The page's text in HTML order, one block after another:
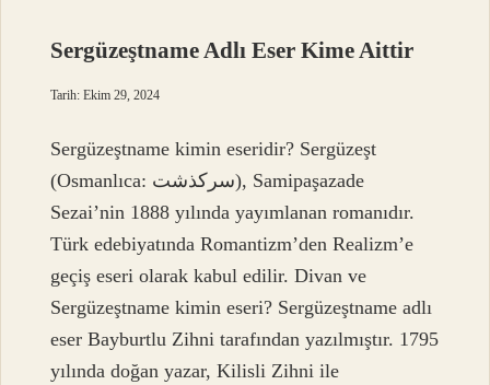
Sergüzeştname Adlı Eser Kime Aittir
Tarih: Ekim 29, 2024
Sergüzeştname kimin eseridir? Sergüzeşt
(Osmanlıca: سركذشت), Samipaşazade
Sezai’nin 1888 yılında yayımlanan romanıdır.
Türk edebiyatında Romantizm’den Realizm’e
geçiş eseri olarak kabul edilir. Divan ve
Sergüzeştname kimin eseri? Sergüzeştname adlı
eser Bayburtlu Zihni tarafından yazılmıştır. 1795
yılında doğan yazar, Kilisli Zihni ile